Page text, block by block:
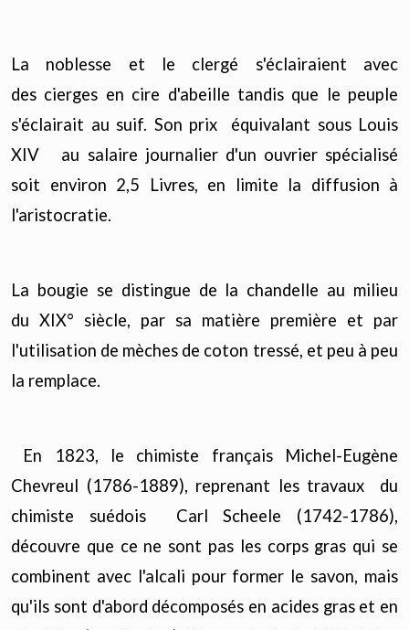
La noblesse et le clergé s'éclairaient avec
des cierges en cire d'abeille tandis que le peuple
s'éclairait au suif. Son prix équivalant sous Louis
XIV au salaire journalier d'un ouvrier spécialisé
soit environ 2,5 Livres, en limite la diffusion à
l'aristocratie.
La bougie se distingue de la chandelle au milieu
du XIX° siècle, par sa matière première et par
l'utilisation de mèches de coton tressé, et peu à peu
la remplace.
En 1823, le chimiste français Michel-Eugène
Chevreul (1786-1889), reprenant les travaux du
chimiste suédois Carl Scheele (1742-1786),
découvre que ce ne sont pas les corps gras qui se
combinent avec l'alcali pour former le savon, mais
qu'ils sont d'abord décomposés en acides gras et en